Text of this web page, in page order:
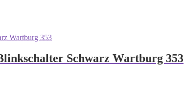
Schwarz Wartburg 353